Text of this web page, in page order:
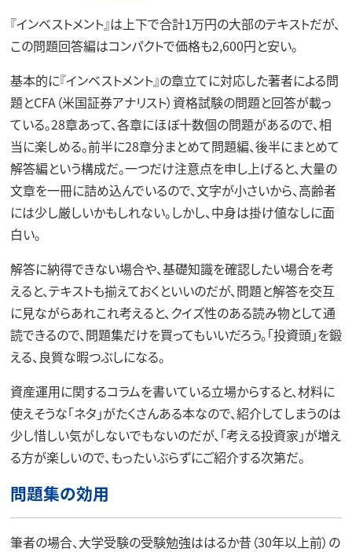
『インベストメント』は上下で合計1万円の大部のテキストだが、
この問題回答編はコンパクトで価格も2,600円と安い。
基本的に『インベストメント』の章立てに対応した著者による問
題とCFA（米国証券アナリスト）資格試験の問題と回答が載っ
ている。28章あって、各章にほぼ十数個の問題があるので、相
当に楽しめる。前半に28章分まとめて問題編、後半にまとめて
解答編という構成だ。一つだけ注意点を申し上げると、大量の
文章を一冊に詰め込んでいるので、文字が小さいから、高齢者
には少し厳しいかもしれない。しかし、中身は掛け値なしに面
白い。
解答に納得できない場合や、基礎知識を確認したい場合を考
えると、テキストも揃えておくといいのだが、問題と解答を交互
に見ながらあれこれ考えると、クイズ性のある読み物として通
読できるので、問題集だけを買ってもいいだろう。「投資頭」を鍛
える、良質な暇つぶしになる。
資産運用に関するコラムを書いている立場からすると、材料に
使えそうな「ネタ」がたくさんある本なので、紹介してしまうのは
少し惜しい気がしないでもないのだが、「考える投資家」が増え
る方が楽しいので、もったいぶらずにご紹介する次第だ。
問題集の効用
筆者の場合、大学受験の受験勉強ははるか昔（30年以上前）の